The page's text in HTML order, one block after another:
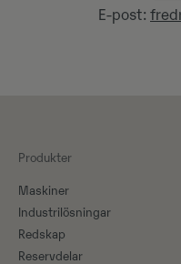
E-post:
Produkter
Maskiner​
Industrilösningar
Redskap
Reservdelar